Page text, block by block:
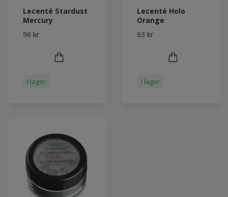
Lecenté Stardust
Mercury
96 kr
I lager
Lecenté Holo
Orange
63 kr
I lager